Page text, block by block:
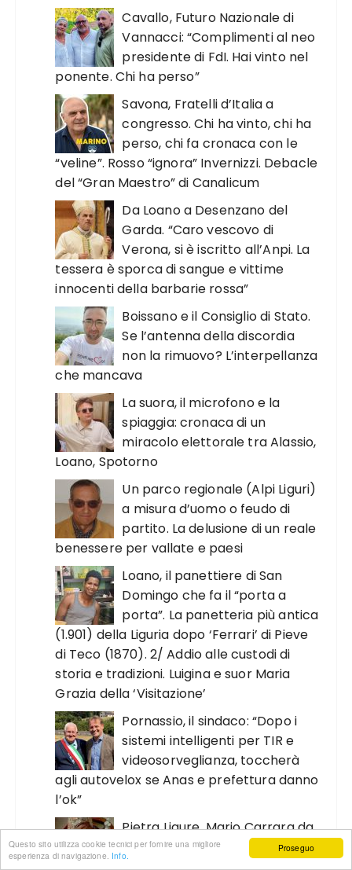
Proseguo
Questo sito utilizza cookie tecnici per fornire una migliore
esperienza di navigazione. Info.
Cavallo, Futuro Nazionale di
Vannacci: “Complimenti al neo
presidente di FdI. Hai vinto nel
ponente. Chi ha perso”
Savona, Fratelli d’Italia a
congresso. Chi ha vinto, chi ha
perso, chi fa cronaca con le
“veline”. Rosso “ignora” Invernizzi. Debacle
del “Gran Maestro” di Canalicum
Da Loano a Desenzano del
Garda. “Caro vescovo di
Verona, si è iscritto all’Anpi. La
tessera è sporca di sangue e vittime
innocenti della barbarie rossa”
Boissano e il Consiglio di Stato.
Se l’antenna della discordia
non la rimuovo? L’interpellanza
che mancava
La suora, il microfono e la
spiaggia: cronaca di un
miracolo elettorale tra Alassio,
Loano, Spotorno
Un parco regionale (Alpi Liguri)
a misura d’uomo o feudo di
partito. La delusione di un reale
benessere per vallate e paesi
Loano, il panettiere di San
Domingo che fa il “porta a
porta”. La panetteria più antica
(1.901) della Liguria dopo ‘Ferrari’ di Pieve
di Teco (1870). 2/ Addio alle custodi di
storia e tradizioni. Luigina e suor Maria
Grazia della ‘Visitazione’
Pornassio, il sindaco: “Dopo i
sistemi intelligenti per TIR e
videosorveglianza, toccherà
agli autovelox se Anas e prefettura danno
l’ok”
Pietra Ligure. Mario Carrara da
47 anni a Palazzo Golli: perché
ho scelto di aderire al partito